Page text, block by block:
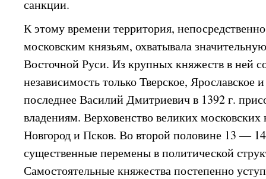
санкции.
К этому времени территория,
московским князьям, охватывала
Восточной Руси. Из крупных княжеств в ней
независимость только Тверское, Ярославское
последнее Василий Дмитриевич в 1392 г.
владениям. Верховенство великих московских
Новгород и Псков. Во второй половине 13 —
существенные перемены в политической
Самостоятельные княжества постепенно